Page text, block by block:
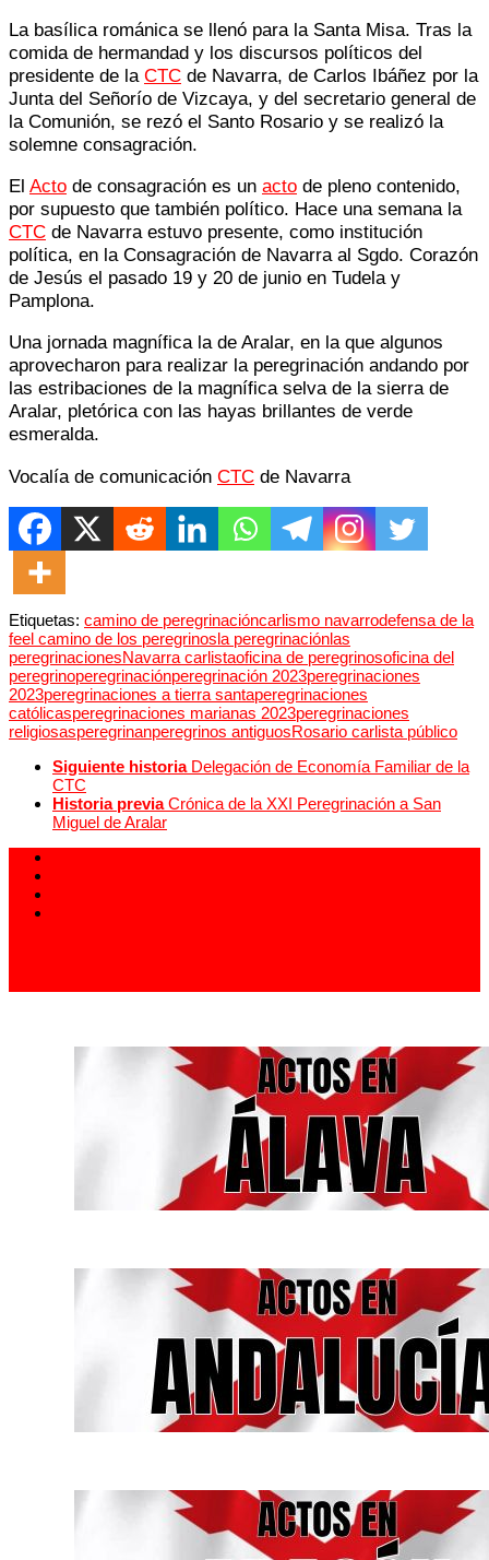
La basílica románica se llenó para la Santa Misa. Tras la
comida de hermandad y los discursos políticos del
presidente de la CTC de Navarra, de Carlos Ibáñez por la
Junta del Señorío de Vizcaya, y del secretario general de
la Comunión, se rezó el Santo Rosario y se realizó la
solemne consagración.
El Acto de consagración es un acto de pleno contenido,
por supuesto que también político. Hace una semana la
CTC de Navarra estuvo presente, como institución
política, en la Consagración de Navarra al Sgdo. Corazón
de Jesús el pasado 19 y 20 de junio en Tudela y
Pamplona.
Una jornada magnífica la de Aralar, en la que algunos
aprovecharon para realizar la peregrinación andando por
las estribaciones de la magnífica selva de la sierra de
Aralar, pletórica con las hayas brillantes de verde
esmeralda.
Vocalía de comunicación CTC de Navarra
Etiquetas: camino de peregrinacióncarlismo navarrodefensa de la
feel camino de los peregrinosla peregrinaciónlas
peregrinacionesNavarra carlistaoficina de peregrinosoficina del
peregrinoperegrinaciónperegrinación 2023peregrinaciones
2023peregrinaciones a tierra santaperegrinaciones
católicasperegrinaciones marianas 2023peregrinaciones
religiosasperegrinanperegrinos antiguosRosario carlista público
Siguiente historia Delegación de Economía Familiar de la
CTC
Historia previa Crónica de la XXI Peregrinación a San
Miguel de Aralar